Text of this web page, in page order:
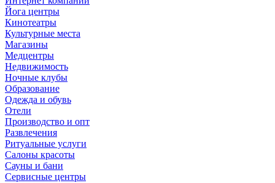
Йога центры
Кинотеатры
Культурные места
Магазины
Медцентры
Недвижимость
Ночные клубы
Образование
Одежда и обувь
Отели
Производство и опт
Развлечения
Ритуальные услуги
Салоны красоты
Сауны и бани
Сервисные центры